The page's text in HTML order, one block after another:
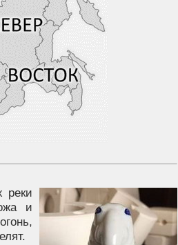
реки
и